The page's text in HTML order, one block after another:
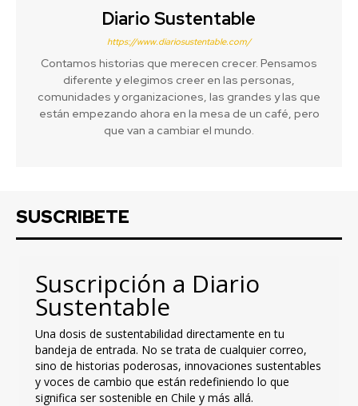
Diario Sustentable
https://www.diariosustentable.com/
Contamos historias que merecen crecer. Pensamos
diferente y elegimos creer en las personas,
comunidades y organizaciones, las grandes y las que
están empezando ahora en la mesa de un café, pero
que van a cambiar el mundo.
SUSCRIBETE
Suscripción a Diario
Sustentable
Una dosis de sustentabilidad directamente en tu
bandeja de entrada. No se trata de cualquier correo,
sino de historias poderosas, innovaciones sustentables
y voces de cambio que están redefiniendo lo que
significa ser sostenible en Chile y más allá.